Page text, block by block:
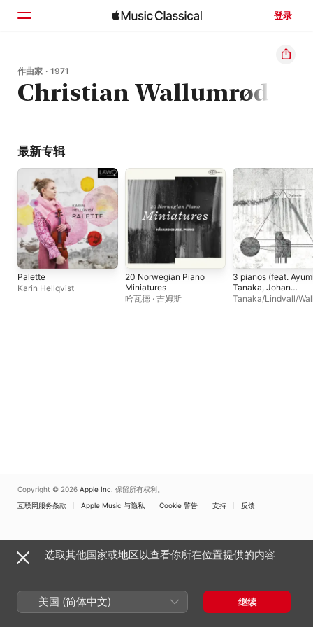
登录
主页
浏览
作曲家 · 1971
Christian Wallumrød
最新专辑
Palette
Karin Hellqvist
20 Norwegian Piano
Miniatures
哈瓦德 · 吉姆斯
3 pianos (feat.
Tanaka, Johan
Lindvall & Christian
Tanaka/Lindvall/
Copyright © 2026 Apple Inc. 保留所有权利。
互联网服务条款
Apple Music 与隐私 Cookie 警告 支持 反馈
选取其他国家或地区以查看你所在位置提供的内容
美国 (简体中文) 继续